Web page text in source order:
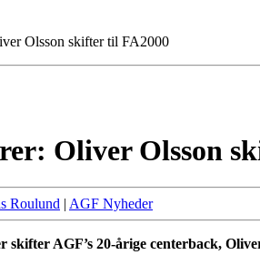
Olsson skifter til FA2000
Oliver Olsson
Roulund | AGF Nyheder
skifter AGF’s 20-årige centerback,